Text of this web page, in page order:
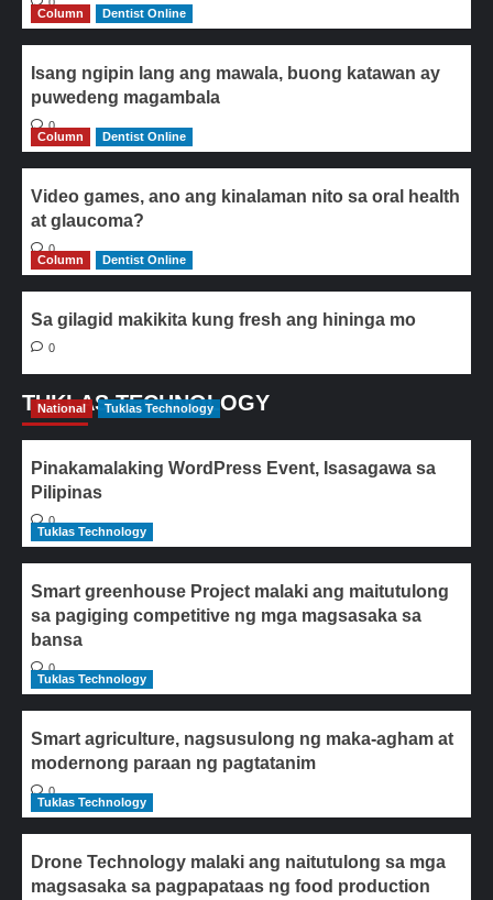
Column
Dentist Online
Isang ngipin lang ang mawala, buong katawan ay
puwedeng magambala
0
Column
Dentist Online
Video games, ano ang kinalaman nito sa oral health
at glaucoma?
0
Column
Dentist Online
Sa gilagid makikita kung fresh ang hininga mo
0
TUKLAS TECHNOLOGY
National Tuklas Technology
Pinakamalaking WordPress Event, Isasagawa sa
Pilipinas
0
Tuklas Technology
Smart greenhouse Project malaki ang maitutulong
sa pagiging competitive ng mga magsasaka sa
bansa
0
Tuklas Technology
Smart agriculture, nagsusulong ng maka-agham at
modernong paraan ng pagtatanim
0
Tuklas Technology
Drone Technology malaki ang naitutulong sa mga
magsasaka sa pagpapataas ng food production